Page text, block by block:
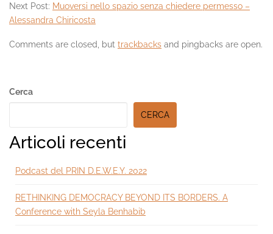
Next Post: Muoversi nello spazio senza chiedere permesso –
Alessandra Chiricosta
Comments are closed, but trackbacks and pingbacks are open.
Secondary
Cerca
CERCA
Articoli recenti
Podcast del PRIN D.E.W.E.Y. 2022
RETHINKING DEMOCRACY BEYOND ITS BORDERS. A
Conference with Seyla Benhabib